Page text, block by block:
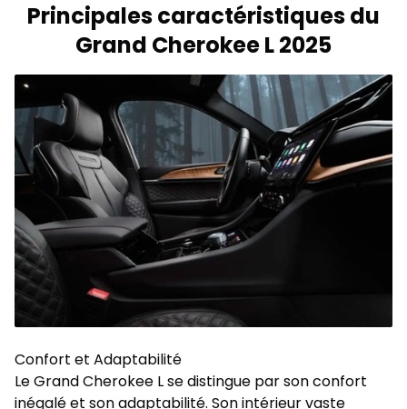
Principales caractéristiques du
Grand Cherokee L 2025
Confort et Adaptabilité
Le Grand Cherokee L se distingue par son confort
inégalé et son adaptabilité. Son intérieur vaste